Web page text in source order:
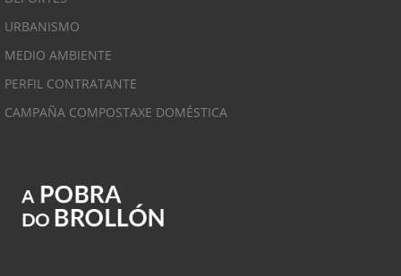
URBANISMO
MEDIO AMBIENTE
PERFIL CONTRATANTE
CAMPAÑA COMPOSTAXE DOMÉSTICA